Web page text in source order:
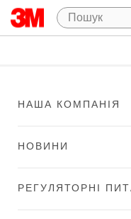
НАША КОМПАНІЯ
НОВИНИ
РЕГУЛЯТОРНІ